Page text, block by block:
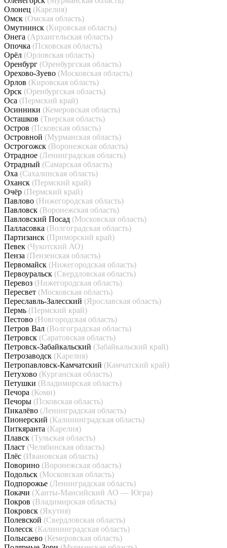
Олонец (Карелия)
Омск (Омская область)
Омутнинск (Кировская область)
Онега (Архангельская область)
Опочка (Псковская область)
Орёл (Орловская область)
Оренбург (Оренбургская область)
Орехово-Зуево (Московская область)
Орлов (Кировская область)
Орск (Оренбургская область)
Оса (Пермский край)
Осинники (Кемеровская область)
Осташков (Тверская область)
Остров (Псковская область)
Островной (Мурманская область)
Острогожск (Воронежская область)
Отрадное (Ленинградская область)
Отрадный (Самарская область)
Оха (Сахалинская область)
Оханск (Пермский край)
Очёр (Пермский край)
Павлово (Нижегородская область)
Павловск (Воронежская область)
Павловский Посад (Московская область)
Палласовка (Волгоградская область)
Партизанск (Приморский край)
Певек (Чукотский АО)
Пенза (Пензенская область)
Первомайск (Нижегородская область)
Первоуральск (Свердловская область)
Перевоз (Нижегородская область)
Пересвет (Московская область)
Переславль-Залесский (Ярославская область)
Пермь (Пермский край)
Пестово (Новгородская область)
Петров Вал (Волгоградская область)
Петровск (Саратовская область)
Петровск-Забайкальский (Забайкальский край)
Петрозаводск (Карелия)
Петропавловск-Камчатский (Камчатский край)
Петухово (Курганская область)
Петушки (Владимирская область)
Печора (Коми)
Печоры (Псковская область)
Пикалёво (Ленинградская область)
Пионерский (Калининградская область)
Питкяранта (Карелия)
Плавск (Тульская область)
Пласт (Челябинская область)
Плёс (Ивановская область)
Поворино (Воронежская область)
Подольск (Московская область)
Подпорожье (Ленинградская область)
Покачи (Ханты-Мансийский АО — Югра)
Покров (Владимирская область)
Покровск (Якутия)
Полевской (Свердловская область)
Полесск (Калининградская область)
Полысаево (Кемеровская область)